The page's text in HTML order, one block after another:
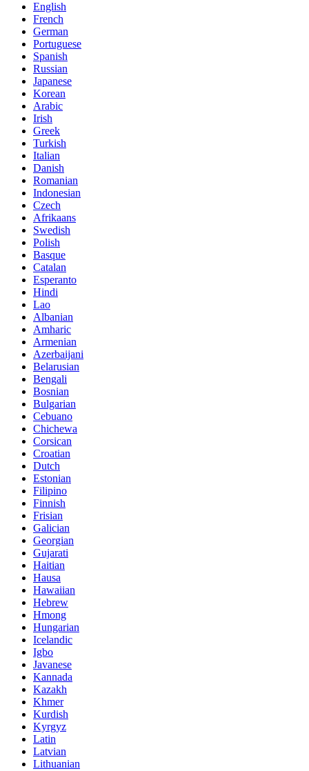
English
French
German
Portuguese
Spanish
Russian
Japanese
Korean
Arabic
Irish
Greek
Turkish
Italian
Danish
Romanian
Indonesian
Czech
Afrikaans
Swedish
Polish
Basque
Catalan
Esperanto
Hindi
Lao
Albanian
Amharic
Armenian
Azerbaijani
Belarusian
Bengali
Bosnian
Bulgarian
Cebuano
Chichewa
Corsican
Croatian
Dutch
Estonian
Filipino
Finnish
Frisian
Galician
Georgian
Gujarati
Haitian
Hausa
Hawaiian
Hebrew
Hmong
Hungarian
Icelandic
Igbo
Javanese
Kannada
Kazakh
Khmer
Kurdish
Kyrgyz
Latin
Latvian
Lithuanian